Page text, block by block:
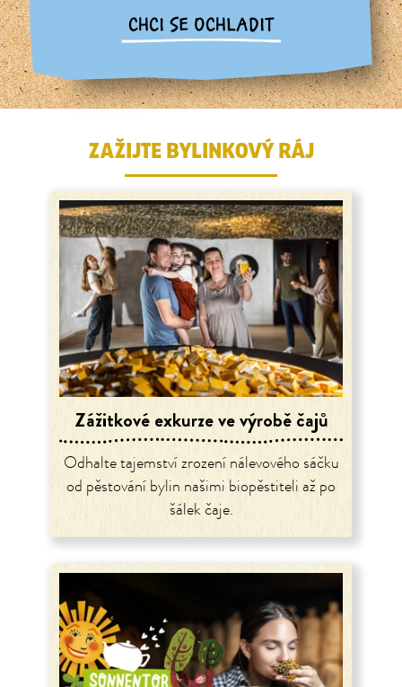
CHCI SE OCHLADIT
ZAŽIJTE BYLINKOVÝ RÁJ
Zážitkové exkurze ve výrobě čajů
Odhalte tajemství zrození nálevového sáčku
od pěstování bylin našimi biopěstiteli až po
šálek čaje.